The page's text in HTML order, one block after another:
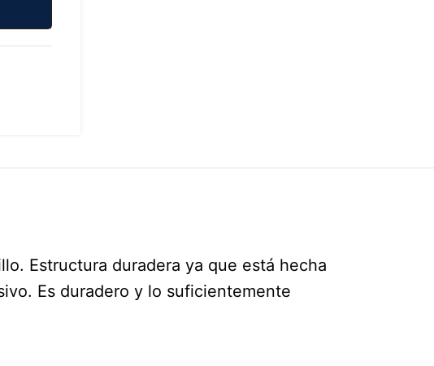
Estructura duradera ya que está hecha
Es duradero y lo suficientemente